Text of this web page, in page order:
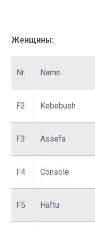
Женщины:
Nr. Name
F2 Kebebush
F3 Assefa
F4 Console
F5 Haftu